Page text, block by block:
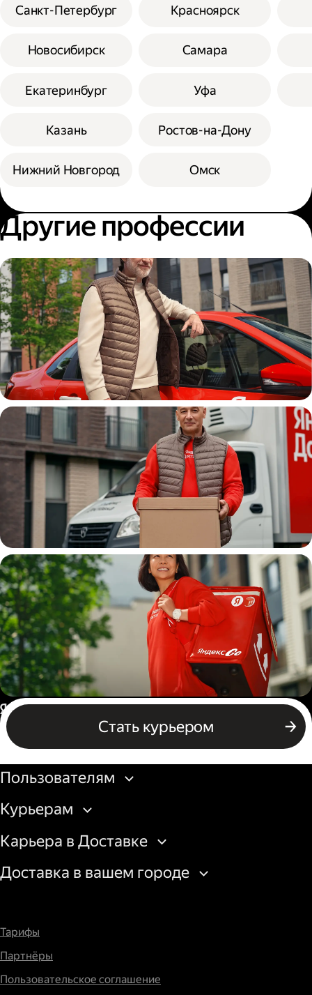
Санкт-Петербург
Новосибирск
Екатеринбург
Казань
Нижний Новгород
Красноярск
Самара
Уфа
Ростов-на-Дону
Омск
Другие профессии
Автокурьер
Водитель
грузовой машины
Пеший курьер
Стать курьером
Россия
Бизнесу
Пользователям
Курьерам
Карьера в Доставке
Доставка в вашем городе
Тарифы
Партнёры
Пользовательское соглашение